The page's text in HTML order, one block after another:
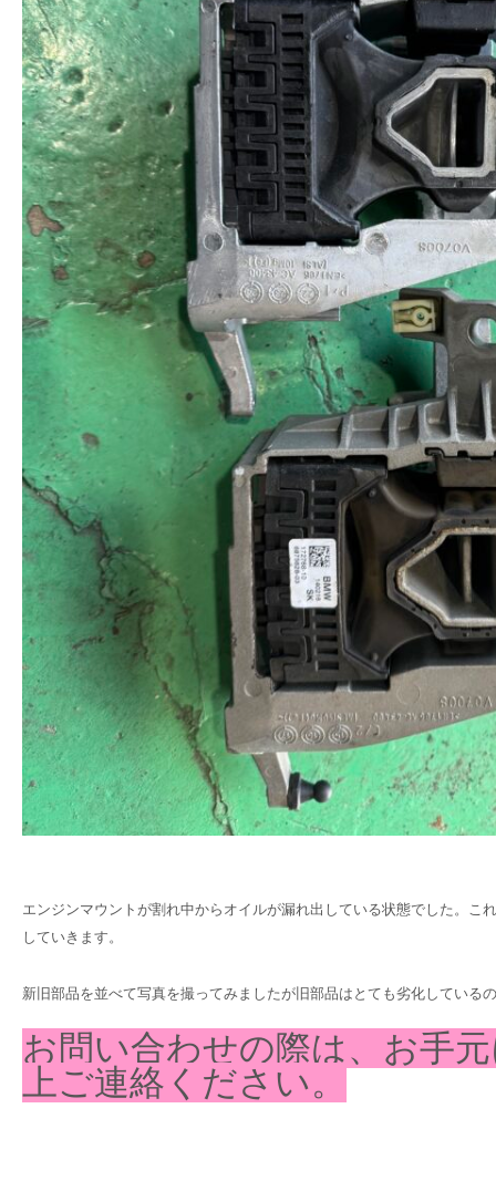
エンジンマウントが割れ中からオイルが漏れ出している状態でした。こ
していきます。
新旧部品を並べて写真を撮ってみましたが旧部品はとても劣化している
お問い合わせの際は、お手
上ご連絡ください。